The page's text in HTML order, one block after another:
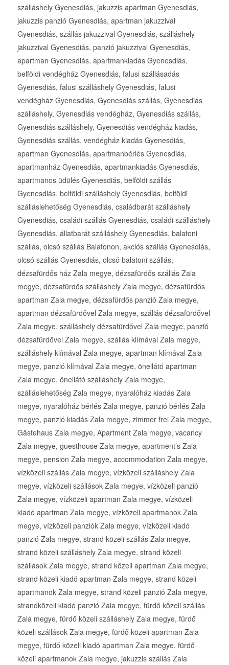
szálláshely Gyenesdiás, jakuzzis apartman Gyenesdiás,
jakuzzis panzió Gyenesdiás, apartman jakuzzival
Gyenesdiás, szállás jakuzzival Gyenesdiás, szálláshely
jakuzzival Gyenesdiás, panzió jakuzzival Gyenesdiás,
apartman Gyenesdiás, apartmankiadás Gyenesdiás,
belföldi vendégház Gyenesdiás, falusi szállásadás
Gyenesdiás, falusi szálláshely Gyenesdiás, falusi
vendégház Gyenesdiás, Gyenesdiás szállás, Gyenesdiás
szálláshely, Gyenesdiás vendégház, Gyenesdiás szállás,
Gyenesdiás szálláshely, Gyenesdiás vendégház kiadás,
Gyenesdiás szállás, vendégház kiadás Gyenesdiás,
apartman Gyenesdiás, apartmanbérlés Gyenesdiás,
apartmanház Gyenesdiás, apartmankiadás Gyenesdiás,
apartmanos üdülés Gyenesdiás, belföldi szállás
Gyenesdiás, belföldi szálláshely Gyenesdiás, belföldi
szálláslehetőség Gyenesdiás, családbarát szálláshely
Gyenesdiás, családi szállás Gyenesdiás, családi szálláshely
Gyenesdiás, állatbarát szálláshely Gyenesdiás, balatoni
szállás, olcsó szállás Balatonon, akciós szállás Gyenesdiás,
olcsó szállás Gyenesdiás, olcsó balatoni szállás,
dézsafürdős ház Zala megye, dézsafürdős szállás Zala
megye, dézsafürdős szálláshely Zala megye, dézsafürdős
apartman Zala megye, dézsafürdős panzió Zala megye,
apartman dézsafürdővel Zala megye, szállás dézsafürdővel
Zala megye, szálláshely dézsafürdővel Zala megye, panzió
dézsafürdővel Zala megye, szállás klímával Zala megye,
szálláshely klímával Zala megye, apartman klímával Zala
megye, panzió klímával Zala megye, önellátó apartman
Zala megye, önellátó szálláshely Zala megye,
szálláslehetőség Zala megye, nyaralóház kiadás Zala
megye, nyaralóház bérlés Zala megye, panzió bérlés Zala
megye, panzió kiadás Zala megye, zimmer frei Zala megye,
Gästehaus Zala megye, Apartment Zala megye, vacancy
Zala megye, guesthouse Zala megye, apartment’s Zala
megye, pension Zala megye, accommodation Zala megye,
vízközeli szállás Zala megye, vízközeli szálláshely Zala
megye, vízközeli szállások Zala megye, vízközeli panzió
Zala megye, vízközeli apartman Zala megye, vízközeli
kiadó apartman Zala megye, vízközeli apartmanok Zala
megye, vízközeli panziók Zala megye, vízközeli kiadó
panzió Zala megye, strand közeli szállás Zala megye,
strand közeli szálláshely Zala megye, strand közeli
szállások Zala megye, strand közeli apartman Zala megye,
strand közeli kiadó apartman Zala megye, strand közeli
apartmanok Zala megye, strand közeli panzió Zala megye,
strandközeli kiadó panzió Zala megye, fürdő közeli szállás
Zala megye, fürdő közeli szálláshely Zala megye, fürdő
közeli szállások Zala megye, fürdő közeli apartman Zala
megye, fürdő közeli kiadó apartman Zala megye, fürdő
közeli apartmanok Zala megye, jakuzzis szállás Zala